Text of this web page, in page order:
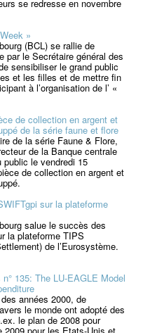
se redresse en novembre
»
(BCL) se rallie de
par le Secrétaire général des
sensibiliser le grand public
et les filles et de mettre fin
à l’organisation de l’ «
de collection en argent et
de la série faune et flore
de la série Faune & Flore,
de la Banque centrale
public le vendredi 15
de collection en argent et
sur la plateforme
salue le succès des
la plateforme TIPS
de l’Eurosystème.
135: The LU-EAGLE Model
années 2000, de
le monde ont adopté des
le plan de 2008 pour